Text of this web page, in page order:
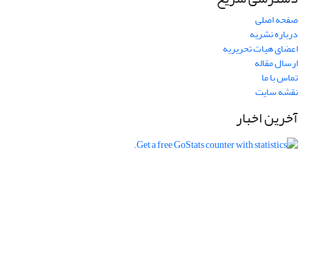
صفحه اصلی
درباره نشریه
اعضای هیات تحریریه
ارسال مقاله
تماس با ما
نقشه سایت
آخرین اخبار